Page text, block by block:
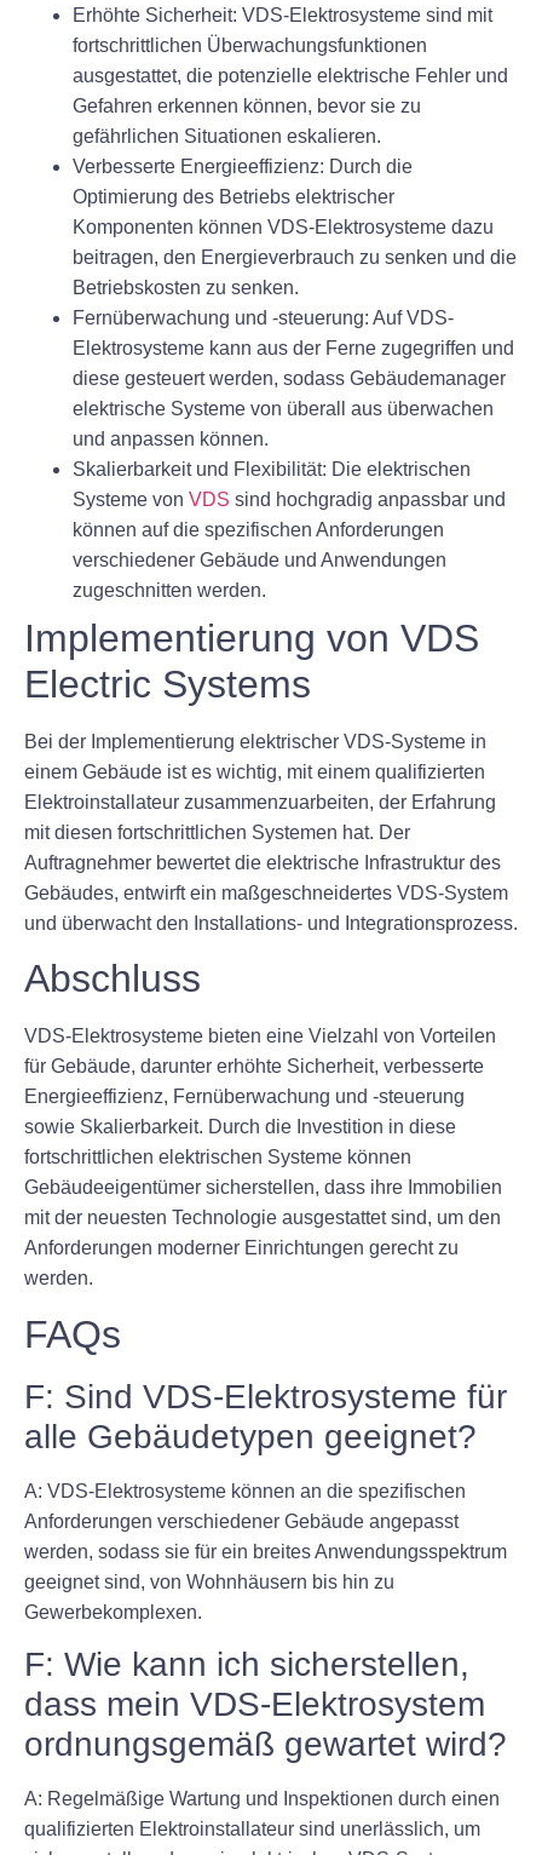
Erhöhte Sicherheit: VDS-Elektrosysteme sind mit
fortschrittlichen Überwachungsfunktionen
ausgestattet, die potenzielle elektrische Fehler und
Gefahren erkennen können, bevor sie zu
gefährlichen Situationen eskalieren.
Verbesserte Energieeffizienz: Durch die
Optimierung des Betriebs elektrischer
Komponenten können VDS-Elektrosysteme dazu
beitragen, den Energieverbrauch zu senken und die
Betriebskosten zu senken.
Fernüberwachung und -steuerung: Auf VDS-
Elektrosysteme kann aus der Ferne zugegriffen und
diese gesteuert werden, sodass Gebäudemanager
elektrische Systeme von überall aus überwachen
und anpassen können.
Skalierbarkeit und Flexibilität: Die elektrischen
Systeme von VDS sind hochgradig anpassbar und
können auf die spezifischen Anforderungen
verschiedener Gebäude und Anwendungen
zugeschnitten werden.
Implementierung von VDS
Electric Systems
Bei der Implementierung elektrischer VDS-Systeme in
einem Gebäude ist es wichtig, mit einem qualifizierten
Elektroinstallateur zusammenzuarbeiten, der Erfahrung
mit diesen fortschrittlichen Systemen hat. Der
Auftragnehmer bewertet die elektrische Infrastruktur des
Gebäudes, entwirft ein maßgeschneidertes VDS-System
und überwacht den Installations- und Integrationsprozess.
Abschluss
VDS-Elektrosysteme bieten eine Vielzahl von Vorteilen
für Gebäude, darunter erhöhte Sicherheit, verbesserte
Energieeffizienz, Fernüberwachung und -steuerung
sowie Skalierbarkeit. Durch die Investition in diese
fortschrittlichen elektrischen Systeme können
Gebäudeeigentümer sicherstellen, dass ihre Immobilien
mit der neuesten Technologie ausgestattet sind, um den
Anforderungen moderner Einrichtungen gerecht zu
werden.
FAQs
F: Sind VDS-Elektrosysteme für
alle Gebäudetypen geeignet?
A: VDS-Elektrosysteme können an die spezifischen
Anforderungen verschiedener Gebäude angepasst
werden, sodass sie für ein breites Anwendungsspektrum
geeignet sind, von Wohnhäusern bis hin zu
Gewerbekomplexen.
F: Wie kann ich sicherstellen,
dass mein VDS-Elektrosystem
ordnungsgemäß gewartet wird?
A: Regelmäßige Wartung und Inspektionen durch einen
qualifizierten Elektroinstallateur sind unerlässlich, um